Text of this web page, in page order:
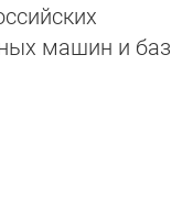
машин и баз